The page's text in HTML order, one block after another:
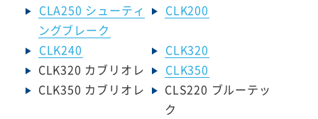
CLA250 シューティ
ングブレーク
CLK200
CLK240
CLK320
CLK320 カブリオレ
CLK350
CLK350 カブリオレ
CLS220 ブルーテッ
ク